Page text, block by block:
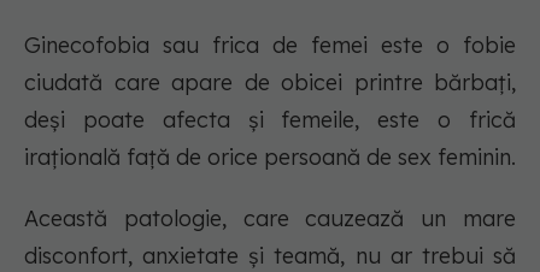
Ginecofobia sau frica de femei este o fobie
ciudată care apare de obicei printre bărbați,
deși poate afecta și femeile, este o frică
irațională față de orice persoană de sex feminin.
Această patologie, care cauzează un mare
disconfort, anxietate și teamă, nu ar trebui să